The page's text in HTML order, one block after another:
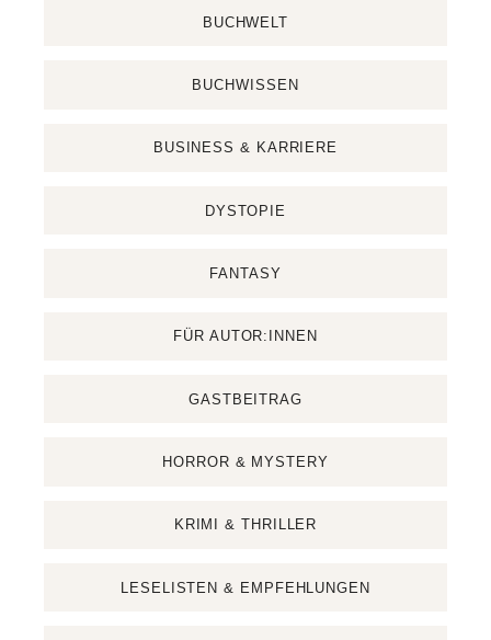
BUCHWELT
BUCHWISSEN
BUSINESS & KARRIERE
DYSTOPIE
FANTASY
FÜR AUTOR:INNEN
GASTBEITRAG
HORROR & MYSTERY
KRIMI & THRILLER
LESELISTEN & EMPFEHLUNGEN